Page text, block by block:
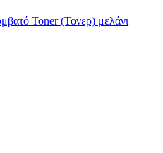
Toner (Τονερ) μελάνι